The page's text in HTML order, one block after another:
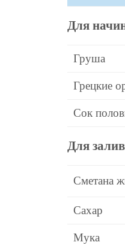
Для
Груша
Грецкие
Сок
Для
Сметана
Сахар
Мука